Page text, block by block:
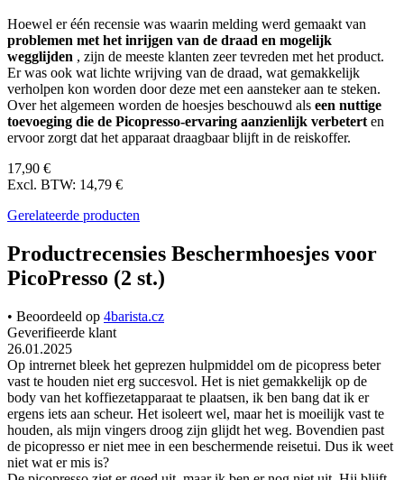
Hoewel er één recensie was waarin melding werd gemaakt van
problemen met het inrijgen van de draad en mogelijk
wegglijden , zijn de meeste klanten zeer tevreden met het product.
Er was ook wat lichte wrijving van de draad, wat gemakkelijk
verholpen kon worden door deze met een aansteker aan te steken.
Over het algemeen worden de hoesjes beschouwd als een nuttige
toevoeging die de Picopresso-ervaring aanzienlijk verbetert en
ervoor zorgt dat het apparaat draagbaar blijft in de reiskoffer.
17,90 €
Excl. BTW: 14,79 €
Gerelateerde producten
Productrecensies Beschermhoesjes voor
PicoPresso (2 st.)
• Beoordeeld op 4barista.cz
Geverifieerde klant
26.01.2025
Op intrernet bleek het geprezen hulpmiddel om de picopress beter
vast te houden niet erg succesvol. Het is niet gemakkelijk op de
body van het koffiezetapparaat te plaatsen, ik ben bang dat ik er
ergens iets aan scheur. Het isoleert wel, maar het is moeilijk vast te
houden, als mijn vingers droog zijn glijdt het weg. Bovendien past
de picopresso er niet mee in een beschermende reisetui. Dus ik weet
niet wat er mis is?